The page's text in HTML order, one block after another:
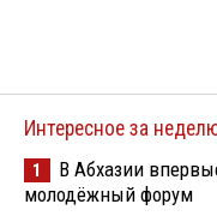
Интересное за
1
В Абхазии
молодёжный форум